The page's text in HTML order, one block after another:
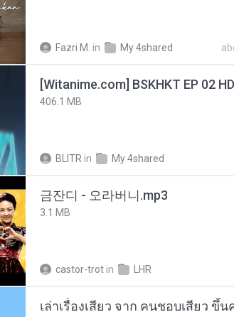
Fazri M. in My 4shared
[Witanime.com] BSKHKT EP 02
406.1 MB
BLITR in My 4shared
금잔디 - 오라버니.mp3
3.1 MB
castor-trot in LHR
เล่าเรื่องเสียว จาก คนชอบเสียว ขึ้น